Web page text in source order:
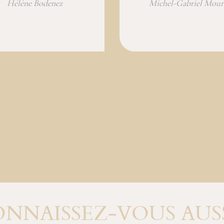
Hélène Bodenez Michel-Gabriel
VOUS